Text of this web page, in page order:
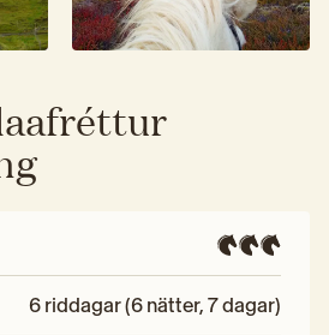
6 riddagar (6 nätter, 7 dagar)